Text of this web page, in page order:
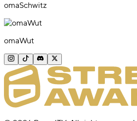
omaSchwitz
omaWut